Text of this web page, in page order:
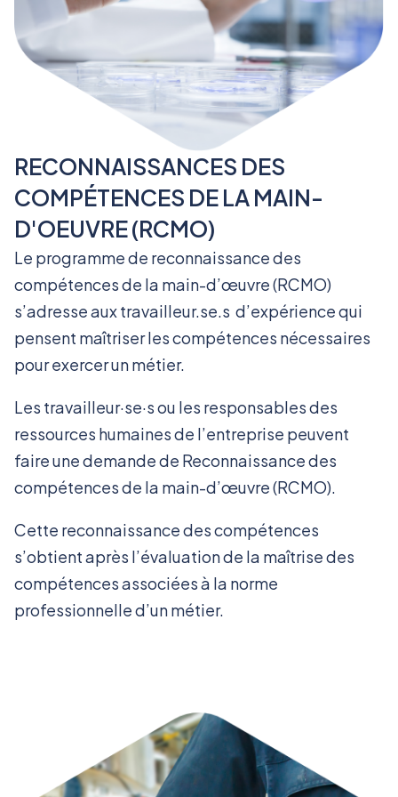
RECONNAISSANCES DES
COMPÉTENCES DE LA MAIN-
D'OEUVRE (RCMO)
Le programme de reconnaissance des
compétences de la main-d’œuvre (RCMO)
s’adresse aux travailleur.se.s d’expérience qui
pensent maîtriser les compétences nécessaires
pour exercer un métier.
Les travailleur·se·s ou les responsables des
ressources humaines de l’entreprise peuvent
faire une demande de Reconnaissance des
compétences de la main-d’œuvre (RCMO).
Cette reconnaissance des compétences
s’obtient après l’évaluation de la maîtrise des
compétences associées à la norme
professionnelle d’un métier.